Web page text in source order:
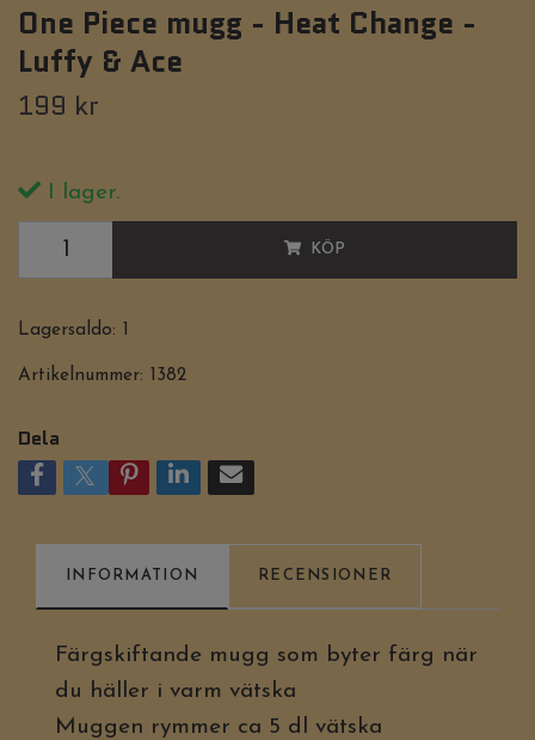
One Piece mugg - Heat Change -
Luffy & Ace
199 kr
I lager.
KÖP
Lagersaldo:
Artikelnummer: 1382
Dela
INFORMATION RECENSIONER
Färgskiftande mugg som byter färg när
du häller i varm vätska
Muggen rymmer ca 5 dl vätska